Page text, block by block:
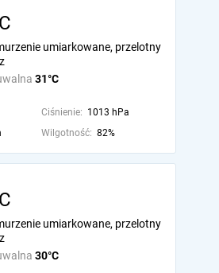
31°C
umiarkowane, przelotny
Ciśnienie: 1013 hPa
Wilgotność: 82%
30°C
umiarkowane, przelotny